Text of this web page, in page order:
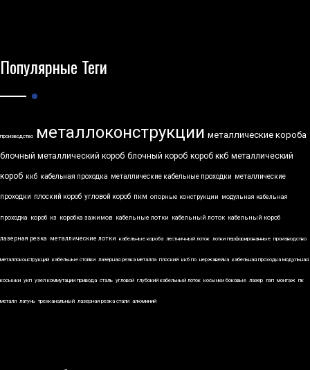
Популярные Теги
производство металлоконструкции металлические короба
блочный металлический короб блочный короб короб ккб металлический
короб ккб кабельная проходка металлические кабельные проходки металлические
проходки плоский короб угловой короб пкм опорные конструкции модульная кабельная
проходка короб кз коробка зажимов кабельные лотки кабельный лоток кабельный короб
лазерная резка металлические лотки кабельные короба лестничный лоток лотки перфорированные производство
металлоконструкций кабельные стойки лазерная резка металла плоский ккб по нержавейка кабельная проходка модульная
косынки укп узел коммутации привода сталь угловой глубокий кабельный лоток косынки боковые лазер лэп монтаж пк
металл латунь трехканальный лазерная резка стали алюминий